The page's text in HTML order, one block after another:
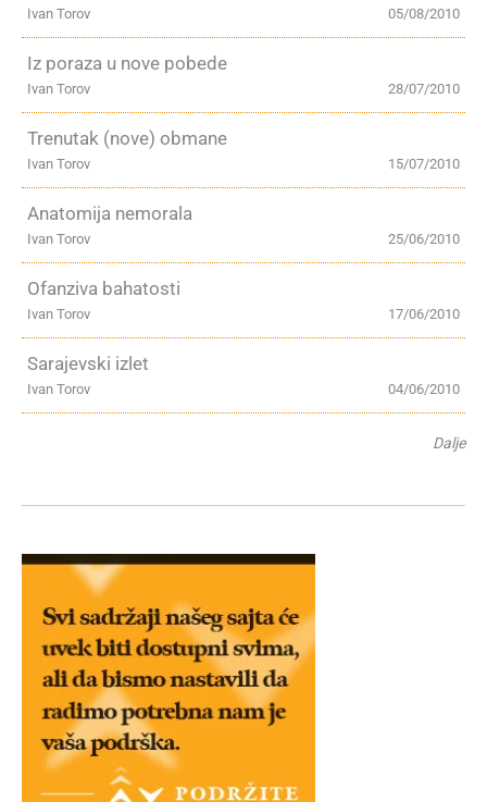
05/08/2010
Ivan Torov
Iz poraza u nove pobede
28/07/2010
Ivan Torov
Trenutak (nove) obmane
15/07/2010
Ivan Torov
Anatomija nemorala
25/06/2010
Ivan Torov
Ofanziva bahatosti
17/06/2010
Ivan Torov
Sarajevski izlet
04/06/2010
Ivan Torov
Dalje